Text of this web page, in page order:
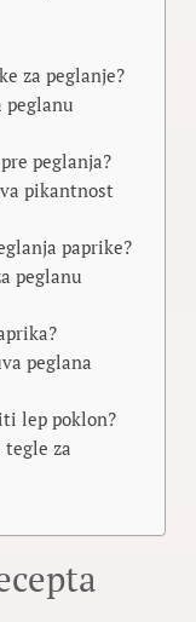
za peglanje?
peglanu
peglanja?
pikantnost
paprike?
peglanu
peglana
lep poklon?
za